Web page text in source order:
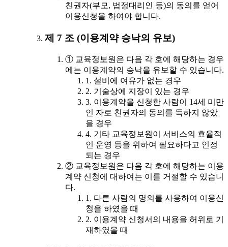
친권자(부모, 법정대리인 등)의 동의를 얻어
이용신청을 하여야 합니다.
제 7 조 (이용계약 승낙의 유보)
① 교육정보원은 다음 각 호에 해당하는 경우
에는 이용계약의 승낙을 유보할 수 있습니다.
1. 설비에 여유가 없는 경우
2. 기술상에 지장이 있는 경우
3. 이용계약을 신청한 사람이 14세 미만
인 자로 친권자의 동의를 득하지 않았
을 경우
4. 기타 교육정보원이 서비스의 효율적
인 운영 등을 위하여 필요하다고 인정
되는 경우
② 교육정보원은 다음 각 호에 해당하는 이용
계약 신청에 대하여는 이를 거절할 수 있습니
다.
1. 다른 사람의 명의를 사용하여 이용신
청을 하였을 때
2. 이용계약 신청서의 내용을 허위로 기
재하였을 때